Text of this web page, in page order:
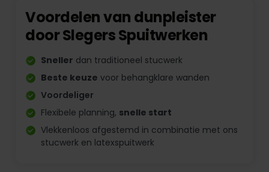
Voordelen van dunpleister
door Slegers Spuitwerken
Sneller dan traditioneel stucwerk
Beste keuze voor behangklare wanden
Voordeliger
Flexibele planning, snelle start
Vlekkenloos afgestemd in combinatie met ons
stucwerk en latexspuitwerk